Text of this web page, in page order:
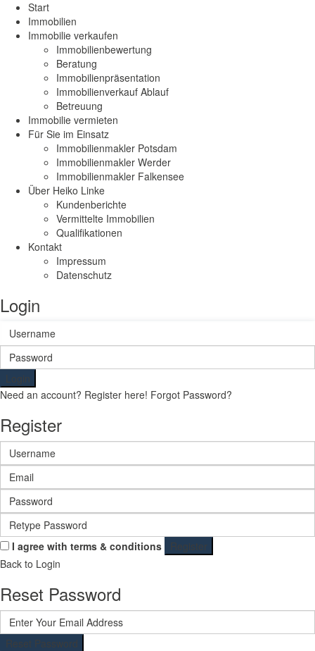
Start
Immobilien
Immobilie verkaufen
Immobilienbewertung
Beratung
Immobilienpräsentation
Immobilienverkauf Ablauf
Betreuung
Immobilie vermieten
Für Sie im Einsatz
Immobilienmakler Potsdam
Immobilienmakler Werder
Immobilienmakler Falkensee
Über Heiko Linke
Kundenberichte
Vermittelte Immobilien
Qualifikationen
Kontakt
Impressum
Datenschutz
Login
Login
Need an account? Register here! Forgot Password?
Register
I agree with terms & conditions
Register
Back to Login
Reset Password
Reset Password